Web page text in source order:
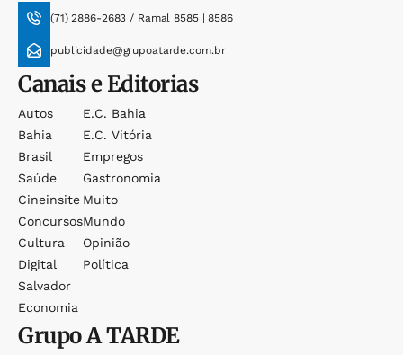
(71) 2886-2683 / Ramal 8585 | 8586
publicidade@grupoatarde.com.br
Canais e Editorias
Autos
Bahia
Brasil
Saúde
Cineinsite
Concursos
Cultura
Digital
Salvador
Economia
E.c. Bahia
E.c. Vitória
Empregos
Gastronomia
Muito
Mundo
Opinião
Política
GrupoA TARDE